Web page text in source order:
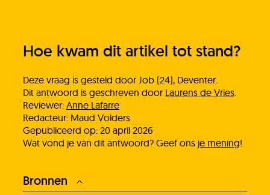
Hoe kwam dit artikel tot stand?
Deze vraag is gesteld door Job (24), Deventer.
Dit antwoord is geschreven door Laurens de Vries.
Reviewer: Anne Lafarre
Redacteur: Maud Volders
Gepubliceerd op: 20 april 2026
Wat vond je van dit antwoord? Geef ons je mening!
Bronnen